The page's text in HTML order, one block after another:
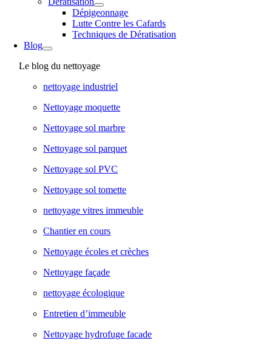
Dépigeonnage
Lutte Contre les Cafards
Techniques de Dératisation
Blog
Le blog du nettoyage
nettoyage industriel
Nettoyage moquette
Nettoyage sol marbre
Nettoyage sol parquet
Nettoyage sol PVC
Nettoyage sol tomette
nettoyage vitres immeuble
Chantier en cours
Nettoyage écoles et crèches
Nettoyage façade
nettoyage écologique
Entretien d’immeuble
Nettoyage hydrofuge facade